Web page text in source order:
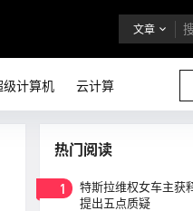
文章
级计算机 云计算
热门阅读
1
特斯拉维权女车主获
提出五点质疑